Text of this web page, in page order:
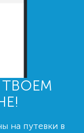
ТВОЕМ
на путевки в